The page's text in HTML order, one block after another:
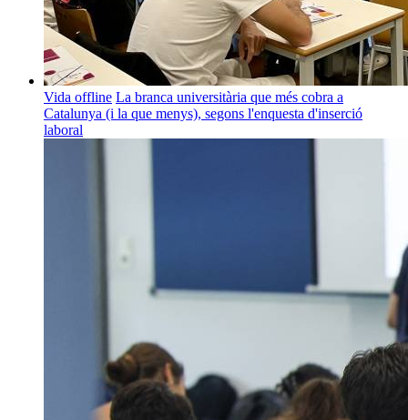
Vida offline La branca universitària que més cobra a
Catalunya (i la que menys), segons l'enquesta d'inserció
laboral